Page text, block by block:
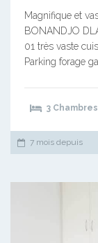
Magnifique et
BONANDJO
01 très vaste
Parking forage
3 Chambres
7 mois depuis